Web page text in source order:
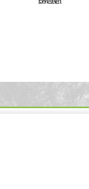
Box Office Life